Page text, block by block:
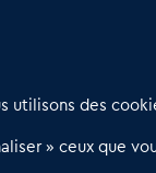
02 54 56
Contactez-
utilisons des
» ceux que